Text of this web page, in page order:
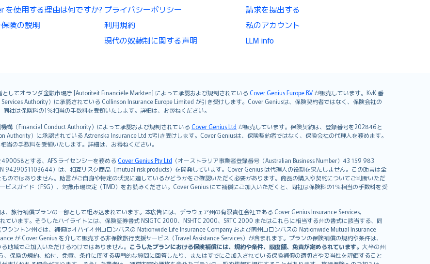
を使用する理由は何ですか?
険の説明
プライバシーポリシー
利用規約
現代の奴隷制に関する声明
請求を提出する
私のアカウント
LLM info
してオランダ金融市場庁 [Autoriteit Financiële Markten] によって承認および規制されている Cover Genius Europe B.V が販売しています。KvK 番
Authority）に承認されている Collinson Insurance Europe Limited が引き受けします。Cover Geniusは、保険契約者ではなく、保険会社の
社は保険料の1％相当の手数料を受領いたします。詳細は、お尋ねください。
構（Financial Conduct Authority）によって承認および規制されている Cover Genius Ltd が販売しています。保険契約は、登録番号を202846と
）に承認されている Astrenska Insurance Ltd が引き受けします。Cover Geniusは、保険契約者ではなく、保険会社の代理人を務めます。
当の手数料を受領いたします。詳細は、お尋ねください。
490058とする、AFS ライセンシーを務める Cover Genius Pty Ltd （オーストラリア事業者登録番号（Australian Business Number）43 159 983
9429051103644）は、相互リスク商品（mutual risk products）を開発しています。Cover Genius は代理人の役割を果たしません。この助言は全
のではありません。助言がご自身や特定の状況に適しているかどうかをご確認いただく必要があります。商品の購入や契約についてご判断いただ
ビスガイド（FSG）、対象市場決定（TMD）をお読みください。Cover Genius にて補償にご加入いただくと、同社は保険料の1％相当の手数料を受
、旅行補償プランの一部として組み込まれています。本広告には、デラウェア州の有限責任会社である Cover Genius Insurance Services,
ています。そうしたハイライトには、保険証券書式 NSIGTC 2000、NSHTC 2000、SRTC 2000 またはこれらに相当する州の書式に該当する、同
シントン州では、補償はオハイオ州コロンバスの Nationwide Life Insurance Company および同州コロンバスの Nationwide Mutual Insurance
が Cover Genius を介して販売する非保険旅行支援サービス（Travel Assistance Services）が含まれます。プランの保険補償の規約や条件は、
地域でご加入いただけるわけではありません。 こうしたプランにおける保険補償には、規約や条件、限度額、免責が定められています。 大半の州
保険の規約、給付、免責、条件に関する専門的な質問に回答したり、またはすでにご加入されている保険補償の適切さや妥当性を評価すること